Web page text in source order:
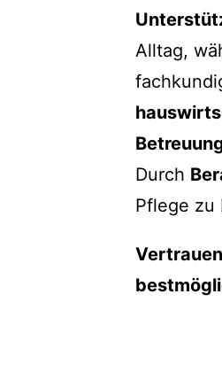
Alltag,
Durch
Pflege zu